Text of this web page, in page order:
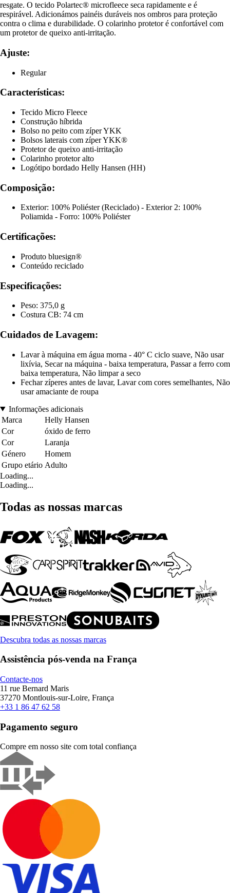
resgate. O tecido Polartec® microfleece seca rapidamente e é
respirável. Adicionámos painéis duráveis nos ombros para proteção
contra o clima e durabilidade. O colarinho protetor é confortável com
um protetor de queixo anti-irritação.
Ajuste:
Regular
Características:
Tecido Micro Fleece
Construção híbrida
Bolso no peito com zíper YKK
Bolsos laterais com zíper YKK®
Protetor de queixo anti-irritação
Colarinho protetor alto
Logótipo bordado Helly Hansen (HH)
Composição:
Exterior: 100% Poliéster (Reciclado) - Exterior 2: 100%
Poliamida - Forro: 100% Poliéster
Certificações:
Produto bluesign®
Conteúdo reciclado
Especificações:
Peso: 375,0 g
Costura CB: 74 cm
Cuidados de Lavagem:
Lavar à máquina em água morna - 40° C ciclo suave, Não usar
lixívia, Secar na máquina - baixa temperatura, Passar a ferro com
baixa temperatura, Não limpar a seco
Fechar zíperes antes de lavar, Lavar com cores semelhantes, Não
usar amaciante de roupa
Informações adicionais
Marca
Helly Hansen
Cor
óxido de ferro
Cor
Laranja
Género
Homem
Grupo etário Adulto
Loading...
Loading...
Todas as nossas marcas
Descubra todas as nossas marcas
Assistência pós-venda na França
Contacte-nos
11 rue Bernard Maris
37270 Montlouis-sur-Loire, França
+33 1 86 47 62 58
Pagamento seguro
Compre em nosso site com total confiança